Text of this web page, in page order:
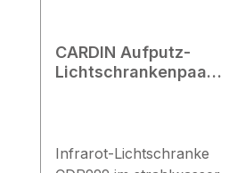
CARDIN Aufputz-
Lichtschrankenpaar
Infrarot-Lichtschranke